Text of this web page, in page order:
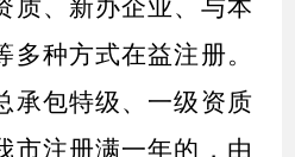
质、新办企业、与本
种方式在益注册。
承包特级、一级资质
市注册满一年的，由